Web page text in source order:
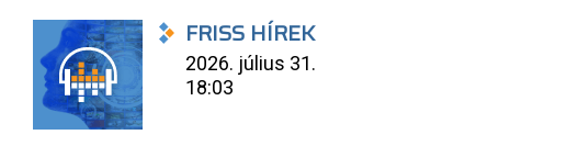
FRISS HÍREK
2026. július 31.
18:03